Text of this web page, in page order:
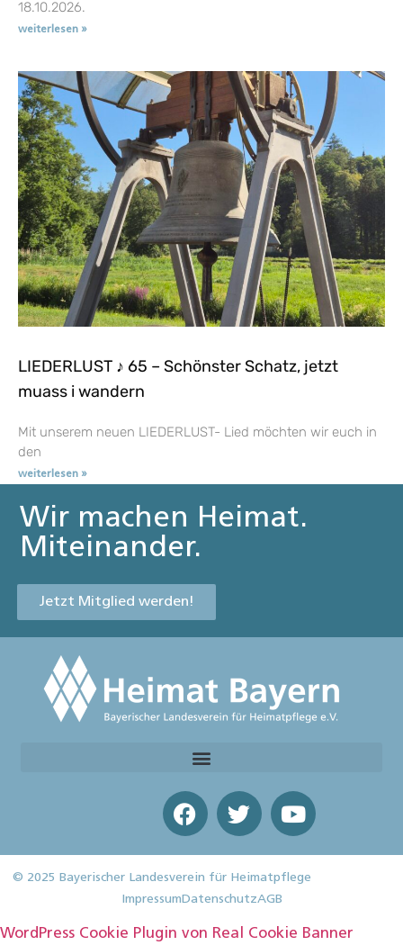
18.10.2026.
weiterlesen »
LIEDERLUST ♪ 65 – Schönster Schatz, jetzt
muass i wandern
Mit unserem neuen LIEDERLUST- Lied möchten wir euch in
den
weiterlesen »
Wir machen Heimat.
Miteinander.
Jetzt Mitglied werden!
© 2025 Bayerischer Landesverein für Heimatpflege
ImpressumDatenschutzAGB
WordPress Cookie Plugin von Real Cookie Banner